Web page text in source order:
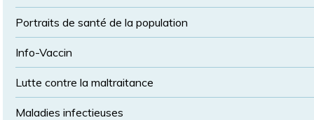
Portraits de santé de la population
Info-Vaccin
Lutte contre la maltraitance
Maladies infectieuses